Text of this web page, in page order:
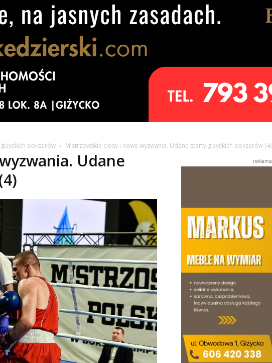
bokserów Mistrzowskie ciosy i nowe wyzwania. Udane starty giżyckich bokserów (4)
Udane
reklama